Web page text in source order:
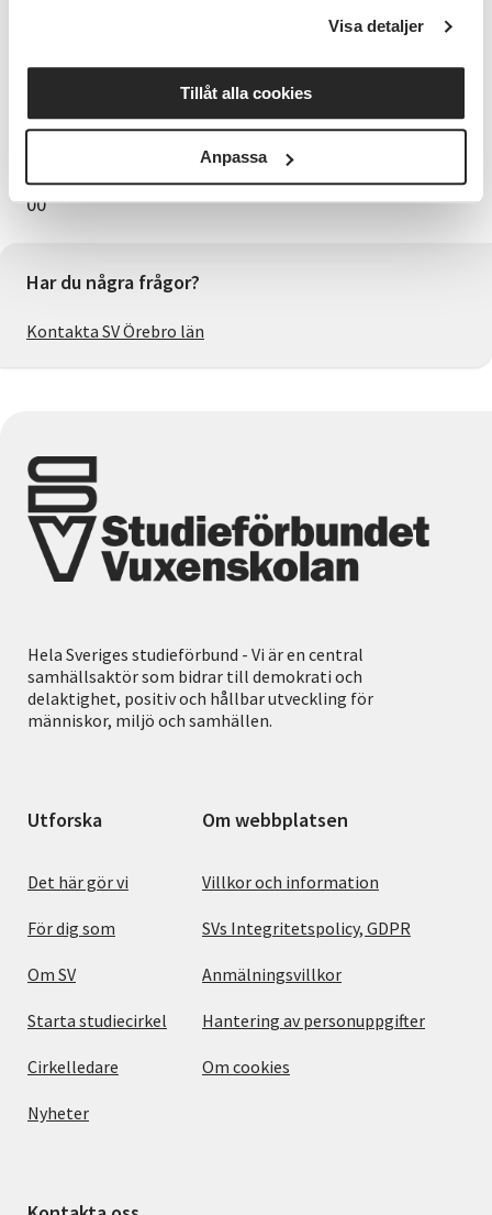
Visa detaljer
Tillåt alla cookies
Anpassa
eller torsdagar, du kommer överens med ledaren!
Gruppundervisning – 45 minuter per tillfälle.
Lars-Åke Atlesson atlepost@gmail.com 073-955 24
00
Har du några frågor?
Kontakta SV Örebro län
Hela Sveriges studieförbund - Vi är en central
samhällsaktör som bidrar till demokrati och
delaktighet, positiv och hållbar utveckling för
människor, miljö och samhällen.
Utforska
Det här gör vi
För dig som
Om SV
Starta studiecirkel
Cirkelledare
Nyheter
Om webbplatsen
Villkor och information
SVs Integritetspolicy, GDPR
Anmälningsvillkor
Hantering av personuppgifter
Om cookies